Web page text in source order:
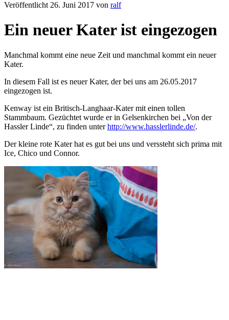
Veröffentlicht 26. Juni 2017 von ralf
Ein neuer Kater ist eingezogen
Manchmal kommt eine neue Zeit und manchmal kommt ein neuer
Kater.
In diesem Fall ist es neuer Kater, der bei uns am 26.05.2017
eingezogen ist.
Kenway ist ein Britisch-Langhaar-Kater mit einen tollen
Stammbaum. Gezüchtet wurde er in Gelsenkirchen bei „Von der
Hassler Linde“, zu finden unterhttp://www.hasslerlinde.de/.
Der kleine rote Kater hat es gut bei uns und verssteht sich prima mit
Ice, Chico und Connor.